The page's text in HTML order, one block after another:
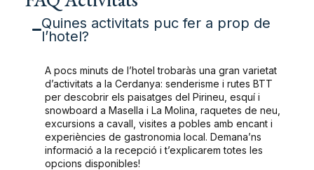
Quines activitats puc fer a prop de
l’hotel?
A pocs minuts de l’hotel trobaràs una gran varietat
d’activitats a la Cerdanya: senderisme i rutes BTT
per descobrir els paisatges del Pirineu, esquí i
snowboard a Masella i La Molina, raquetes de neu,
excursions a cavall, visites a pobles amb encant i
experiències de gastronomia local. Demana’ns
informació a la recepció i t’explicarem totes les
opcions disponibles!